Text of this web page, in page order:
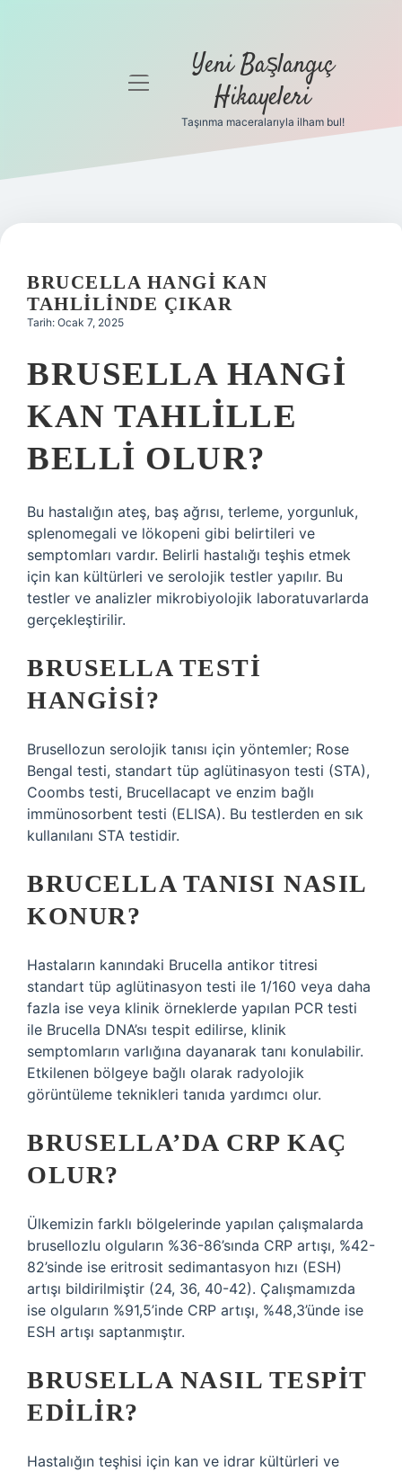
Gizlilik
Hakkımızda
menüyü
Yeni Başlangıç
Hikayeleri
Taşınma maceralarıyla ilham bul!
BRUCELLA HANGI KAN
TAHLILINDE ÇIKAR
Tarih: Ocak 7, 2025
BRUSELLA HANGI
KAN TAHLILLE
BELLI OLUR?
Bu hastalığın ateş, baş ağrısı, terleme, yorgunluk,
splenomegali ve lökopeni gibi belirtileri ve
semptomları vardır. Belirli hastalığı teşhis etmek
için kan kültürleri ve serolojik testler yapılır. Bu
testler ve analizler mikrobiyolojik laboratuvarlarda
gerçekleştirilir.
BRUSELLA TESTI
HANGISI?
Brusellozun serolojik tanısı için yöntemler; Rose
Bengal testi, standart tüp aglütinasyon testi (STA),
Coombs testi, Brucellacapt ve enzim bağlı
immünosorbent testi (ELISA). Bu testlerden en sık
kullanılanı STA testidir.
BRUCELLA TANISI NASIL
KONUR?
Hastaların kanındaki Brucella antikor titresi
standart tüp aglütinasyon testi ile 1/160 veya daha
fazla ise veya klinik örneklerde yapılan PCR testi
ile Brucella DNA’sı tespit edilirse, klinik
semptomların varlığına dayanarak tanı konulabilir.
Etkilenen bölgeye bağlı olarak radyolojik
görüntüleme teknikleri tanıda yardımcı olur.
BRUSELLA’DA CRP KAÇ
OLUR?
Ülkemizin farklı bölgelerinde yapılan çalışmalarda
brusellozlu olguların %36-86’sında CRP artışı, %42-
82’sinde ise eritrosit sedimantasyon hızı (ESH)
artışı bildirilmiştir (24, 36, 40-42). Çalışmamızda
ise olguların %91,5’inde CRP artışı, %48,3’ünde ise
ESH artışı saptanmıştır.
BRUSELLA NASIL TESPIT
EDILIR?
Hastalığın teşhisi için kan ve idrar kültürleri ve